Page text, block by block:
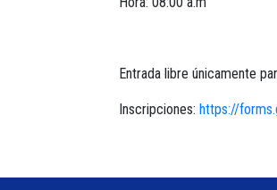
Entrada libre únicamente
Inscripciones: https://